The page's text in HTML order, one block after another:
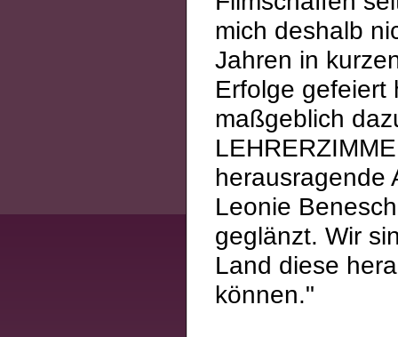
mich deshalb
Jahren in
Erfolge gefeiert
maßgeblich
herausragende
Leonie
geglänzt. Wir
Land diese
können."